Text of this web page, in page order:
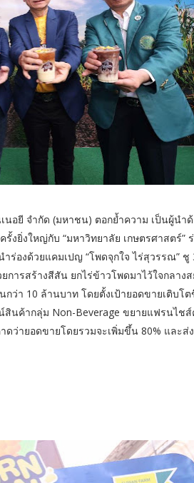
อยี จำกัด (มหาชน) ตอกย้ำความ เป็นผู้นำ
งยิ่งใหญ่กับ “มหาวิทยาลัย เกษตรศาสตร์”
องด้วยแคมเปญ “โพดจุกใจ ไร่สุวรรณ” ชู
ารสร้างสีสัน ยกไร่ข้าวโพดมาไว้ใจกลาง
ว่า 10 ล้านบาท โดยตั้งเป้ายอดขายเติบโ
นค้ากลุ่ม Non-Beverage ขยายแฟรนไช
ว่ายอดขายโดยรวมจะเพิ่มขึ้น 80% และส่